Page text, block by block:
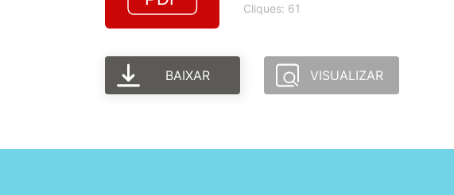
Cliques: 61
BAIXAR VISUALIZAR